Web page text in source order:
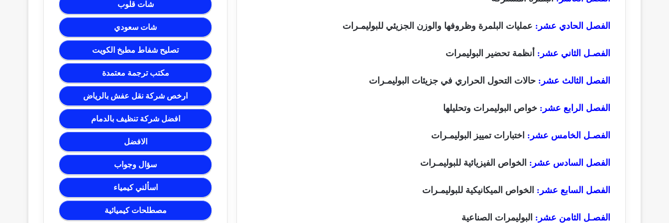
الفصل الحادي عشر: عمليات البلمرة وظروفها والوزن الجزيئي للبوليمـرات
الفصـل الثاني عشر: أنظمة تحضير البوليمرات
الفصل الثالث عشر: حالات التحول الحراري في جزيئات البوليمـرات
الفصل الرابع عشر: خواص البوليمرات وتحليلها
الفصـل الخامس عشر: اختبارات تمييز البوليمـرات
الفصل السادس عشر: الخواص الفيزيائية للبوليمـرات
الفصل السابع عشر: الخواص الميكانيكية للبوليمـرات
الفصـل الثامن عشر: البوليمرات الصناعية
شات قلوب
شات سعودي
تصليح شفاط مطبخ الكويت
مكتب ترجمة معتمدة
ارخص شركة نقل عفش بالرياض
افضل شركة تنظيف بالدمام
الافضل
سؤال وجواب
اسألني كيمياء
مصطلحات كيميائية